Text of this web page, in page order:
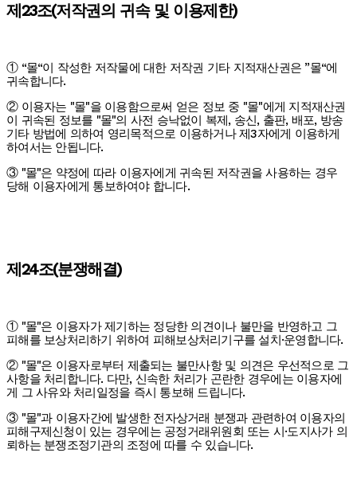
제23조(저작권의 귀속 및 이용제한)
① “몰“이 작성한 저작물에 대한 저작권 기타 지적재산권은 ”몰“에
귀속합니다.
② 이용자는 "몰"을 이용함으로써 얻은 정보 중 "몰"에게 지적재산권
이 귀속된 정보를 "몰"의 사전 승낙없이 복제, 송신, 출판, 배포, 방송
기타 방법에 의하여 영리목적으로 이용하거나 제3자에게 이용하게
하여서는 안됩니다.
③ "몰"은 약정에 따라 이용자에게 귀속된 저작권을 사용하는 경우
당해 이용자에게 통보하여야 합니다.
제24조(분쟁해결)
① "몰"은 이용자가 제기하는 정당한 의견이나 불만을 반영하고 그
피해를 보상처리하기 위하여 피해보상처리기구를 설치·운영합니다.
② "몰"은 이용자로부터 제출되는 불만사항 및 의견은 우선적으로 그
사항을 처리합니다. 다만, 신속한 처리가 곤란한 경우에는 이용자에
게 그 사유와 처리일정을 즉시 통보해 드립니다.
③ "몰"과 이용자간에 발생한 전자상거래 분쟁과 관련하여 이용자의
피해구제신청이 있는 경우에는 공정거래위원회 또는 시·도지사가 의
뢰하는 분쟁조정기관의 조정에 따를 수 있습니다.